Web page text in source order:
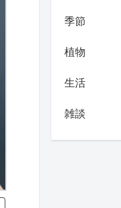
季節
植物
生活
雑談